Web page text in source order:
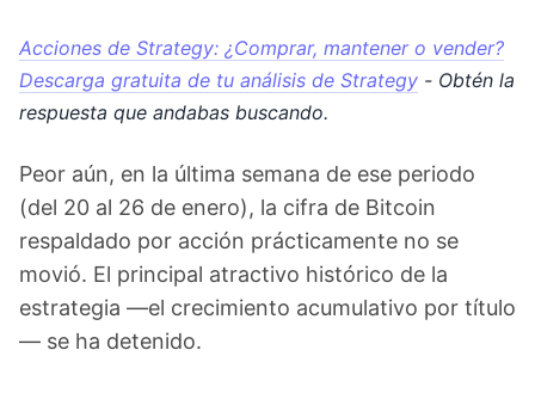
Acciones de Strategy: ¿Comprar, mantener o vender?
Descarga gratuita de tu análisis de Strategy - Obtén la
respuesta que andabas buscando.
Peor aún, en la última semana de ese periodo
(del 20 al 26 de enero), la cifra de Bitcoin
respaldado por acción prácticamente no se
movió. El principal atractivo histórico de la
estrategia —el crecimiento acumulativo por título
— se ha detenido.